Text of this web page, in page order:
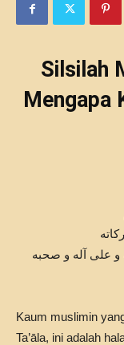
Silsilah
Mengapa
و على آله و صحبه
Kaum muslimin
Ta’āla, ini adalah